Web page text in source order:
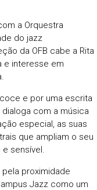
a Orquestra
do jazz
da OFB cabe a Rita
e interesse em
e por uma escrita
com a música
especial, as suas
que ampliam o seu
sensível.
proximidade
Jazz como um